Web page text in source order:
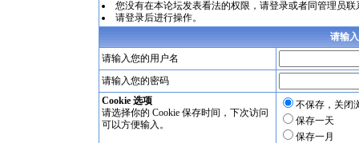
您没有在本论坛发表看法的权限，请登录或者同管理员联
请登录后进行操作。
请输
请输入您的用户名
请输入您的密码
Cookie 选项
请选择你的 Cookie 保存时间，下次访问
可以方便输入。
不保存，关闭
保存一天
保存一月